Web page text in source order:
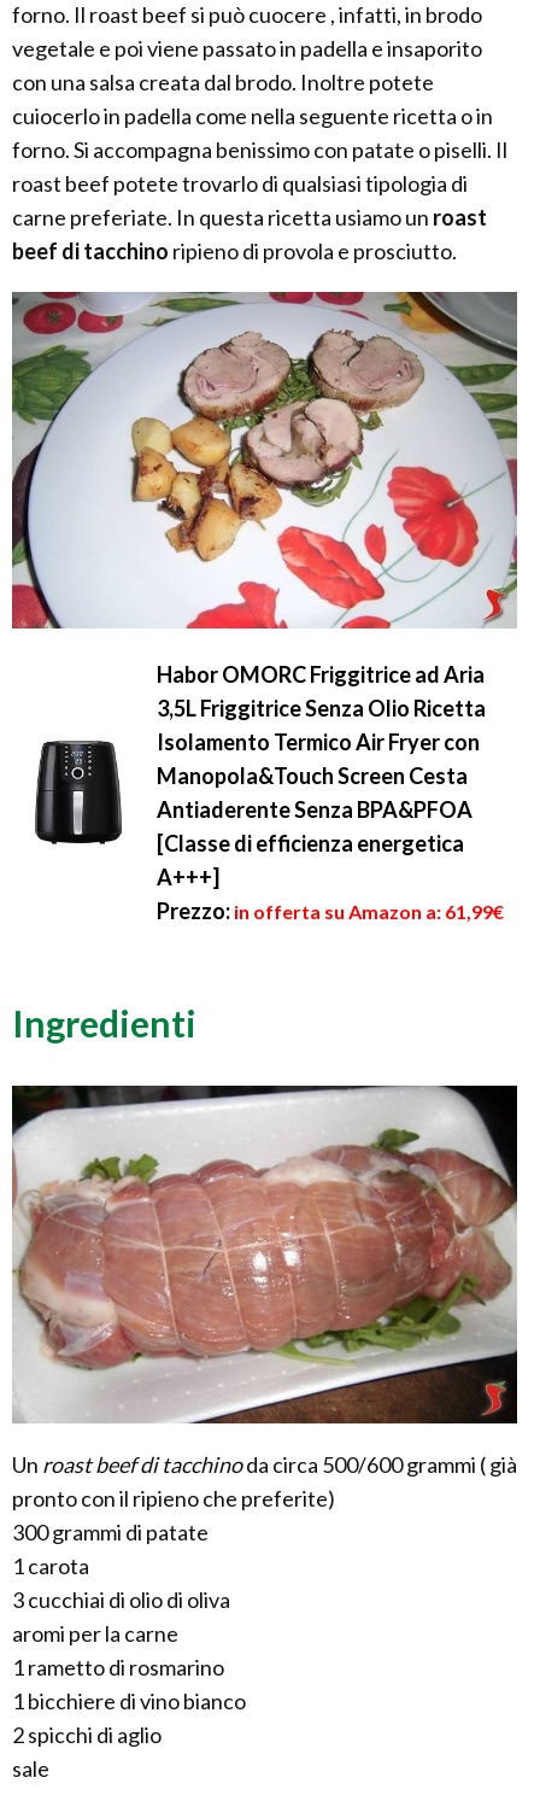
forno. Il roast beef si può cuocere , infatti, in brodo
vegetale e poi viene passato in padella e insaporito
con una salsa creata dal brodo. Inoltre potete
cuiocerlo in padella come nella seguente ricetta o in
forno. Si accompagna benissimo con patate o piselli. Il
roast beef potete trovarlo di qualsiasi tipologia di
carne preferiate. In questa ricetta usiamo un roast
beef di tacchino ripieno di provola e prosciutto.
Habor OMORC Friggitrice ad Aria
3,5L Friggitrice Senza Olio Ricetta
Isolamento Termico Air Fryer con
Manopola&Touch Screen Cesta
Antiaderente Senza BPA&PFOA
[Classe di efficienza energetica
A+++]
Prezzo: in offerta su Amazon a: 61,99€
Ingredienti
Un roast beef di tacchinoda circa 500/600 grammi ( già
pronto con il ripieno che preferite)
300 grammi di patate
1 carota
3 cucchiai di olio di oliva
aromi per la carne
1 rametto di rosmarino
1 bicchiere di vino bianco
2 spicchi di aglio
sale